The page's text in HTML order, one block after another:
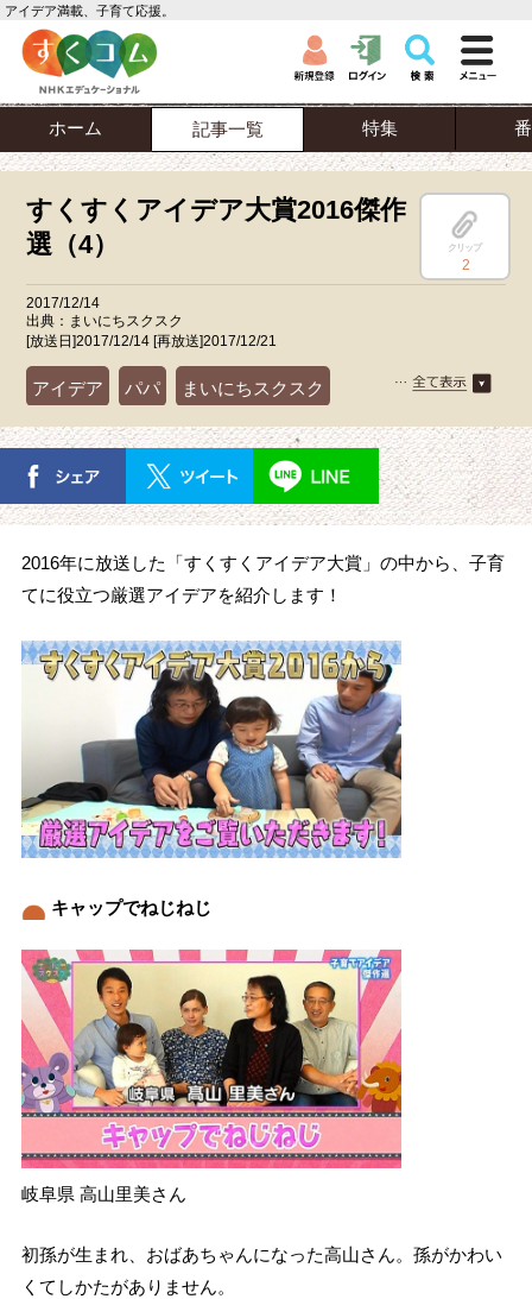
アイデア満載、子育て応援。
ホーム 記事一覧 特集
すくすくアイデア大賞2016傑作
選（4）
クリップ
2
2017/12/14
出典：まいにちスクスク
[放送日]2017/12/14 [再放送]2017/12/21
アイデア パパ まいにちスクスク
写真・ビデオ 手作りおもちゃ 祖父母
2016年に放送した「すくすくアイデア大賞」の中から、子育
てに役立つ厳選アイデアを紹介します！
キャップでねじねじ
岐阜県 高山里美さん
初孫が生まれ、おばあちゃんになった高山さん。孫がかわい
くてしかたがありません。